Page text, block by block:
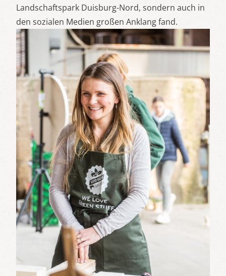
Landschaftspark Duisburg-Nord, sondern auch in
den sozialen Medien großen Anklang fand.